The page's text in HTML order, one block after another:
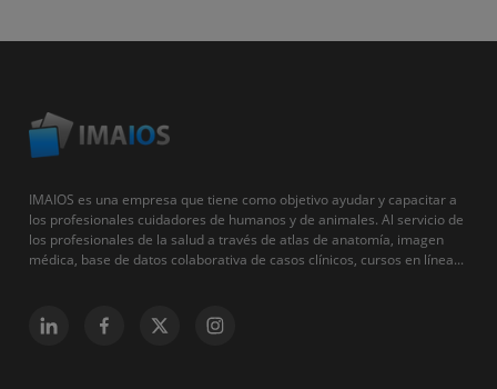
IMAIOS es una empresa que tiene como objetivo ayudar y capacitar a
los profesionales cuidadores de humanos y de animales. Al servicio de
los profesionales de la salud a través de atlas de anatomía, imagen
médica, base de datos colaborativa de casos clínicos, cursos en línea...